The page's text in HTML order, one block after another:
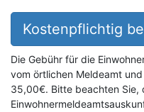
Kostenpflichtig
Die Gebühr für die
vom örtlichen Meldeamt
35,00€. Bitte beachten Sie,